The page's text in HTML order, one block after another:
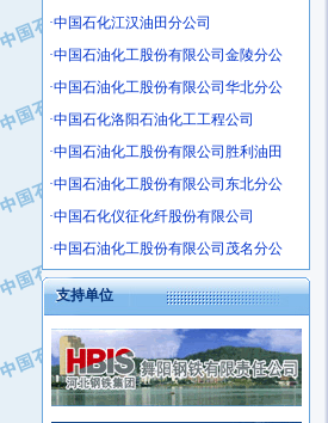
·盘锦辽河油田天意石油装备有限公司
·中船重工中南装备有限责任公司
·南石力天传动件有限公司
·浙江瑞普环境技术有限公司
·华北石油新大禹环保设备有限公司
·河北翼凌机械制造总厂
·萍乡市庞泰化工填料有限公司
·实华(天津)国际贸易有限公司
·上海宝钢商贸有限公司
·辽河石油勘探局总机械厂
·正泰集团
·华北油田科达开发有限公司
·中国石化江汉油田分公司
·中国石油化工股份有限公司金陵分公
·中国石油化工股份有限公司华北分公
·中国石化洛阳石油化工工程公司
·中国石油化工股份有限公司胜利油田
·中国石油化工股份有限公司东北分公
·中国石化仪征化纤股份有限公司
·中国石油化工股份有限公司茂名分公
支持单位